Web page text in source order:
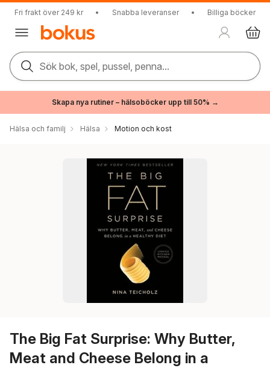
Fri frakt över 249 kr • Snabba leveranser • Billiga böcker
Sök bok, spel, pussel, penna...
Skapa nya rutiner – hälsoböcker upp till 50% →
Hälsa och familj Hälsa Motion och kost
The Big Fat Surprise: Why Butter,
Meat and Cheese Belong in a